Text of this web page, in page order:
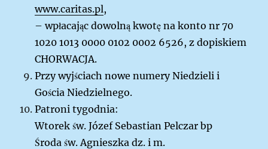
www.caritas.pl,
– wpłacając dowolną kwotę na konto nr 70
1020 1013 0000 0102 0002 6526, z dopiskiem
CHORWACJA.
Przy wyjściach nowe numery Niedzieli i
Gościa Niedzielnego.
Patroni tygodnia:
Wtorek św. Józef Sebastian Pelczar bp
Środa św. Agnieszka dz. i m.